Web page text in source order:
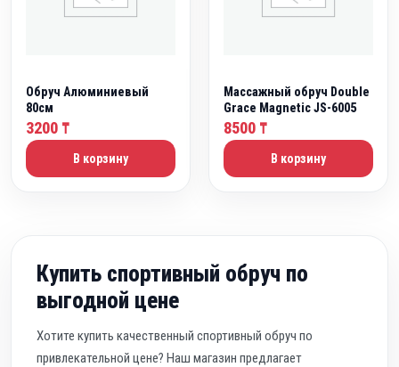
Обруч Алюминиевый
80см
3200 ₸
В корзину
Массажный обруч Double
Grace Magnetic JS-6005
8500 ₸
В корзину
Купить спортивный обруч по
выгодной цене
Хотите купить качественный спортивный обруч по
привлекательной цене? Наш магазин предлагает